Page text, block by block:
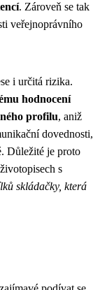
. Zároveň se tak
veřejnoprávního
i určitá rizika.
hodnocení
profilu, aniž
dovednosti,
Důležité je proto
s
skládačky, která